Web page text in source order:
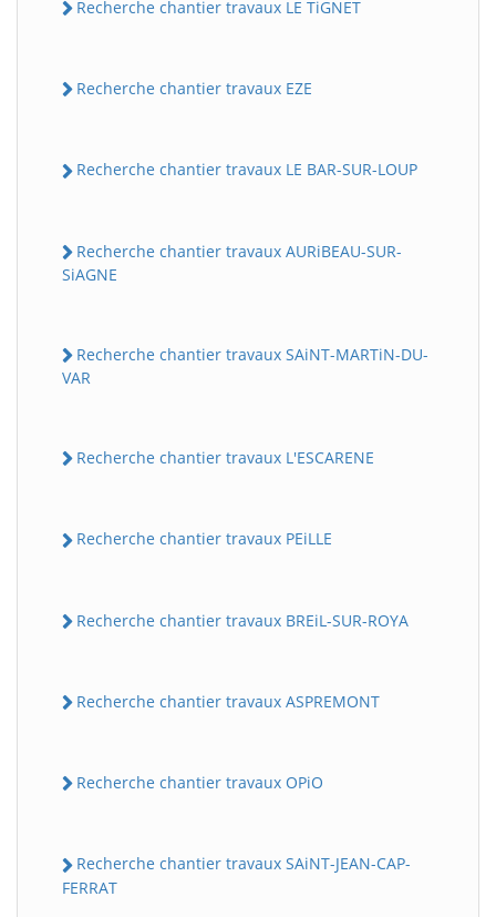
Recherche chantier travaux LE TiGNET
Recherche chantier travaux EZE
Recherche chantier travaux LE BAR-SUR-LOUP
Recherche chantier travaux AURiBEAU-SUR-
SiAGNE
Recherche chantier travaux SAiNT-MARTiN-DU-
VAR
Recherche chantier travaux L'ESCARENE
Recherche chantier travaux PEiLLE
Recherche chantier travaux BREiL-SUR-ROYA
Recherche chantier travaux ASPREMONT
Recherche chantier travaux OPiO
Recherche chantier travaux SAiNT-JEAN-CAP-
FERRAT